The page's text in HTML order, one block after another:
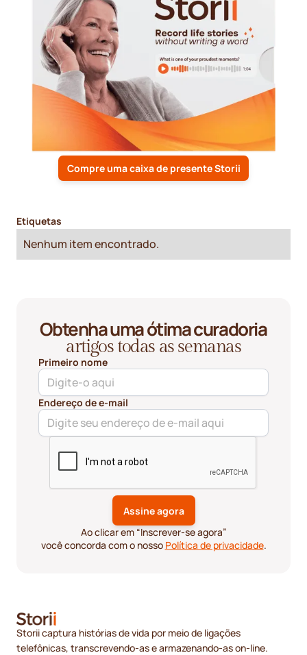
Compre uma caixa de presente Storii
Etiquetas
Nenhum item encontrado.
Obtenha uma ótima curadoria
artigos todas as semanas
Primeiro nome
Endereço de e-mail
Ao clicar em “Inscrever-se agora”
você concorda com o nosso Política de privacidade.
Storii captura histórias de vida por meio de ligações
telefônicas, transcrevendo-as e armazenando-as on-line.